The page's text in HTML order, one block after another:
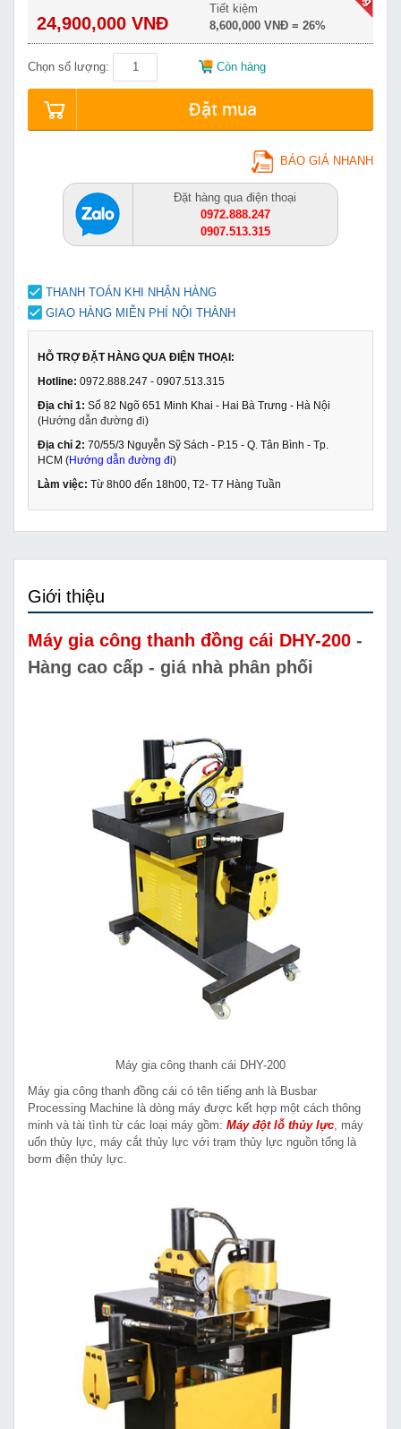
24,900,000 VNĐ
Tiết kiệm
8,600,000 VNĐ = 26%
Chọn số lượng: Còn hàng
Đặt mua
BÁO GIÁ NHANH
Đặt hàng qua điện thoại
0972.888.247
0907.513.315
THANH TOÁN KHI NHẬN HÀNG
GIAO HÀNG MIỄN PHÍ NỘI THÀNH
HỖ TRỢ ĐẶT HÀNG QUA ĐIỆN THOẠI:
Hotline: 0972.888.247 - 0907.513.315
Địa chỉ 1: Số 82 Ngõ 651 Minh Khai - Hai Bà Trưng - Hà Nội
(Hướng dẫn đường đi)
Địa chỉ 2: 70/55/3 Nguyễn Sỹ Sách - P.15 - Q. Tân Bình - Tp.
HCM (Hướng dẫn đường đi)
Làm việc: Từ 8h00 đến 18h00, T2- T7 Hàng Tuần
Giới thiệu
Máy gia công thanh đồng cái DHY-200 -
Hàng cao cấp - giá nhà phân phối
Máy gia công thanh cái DHY-200
Máy gia công thanh đồng cái có tên tiếng anh là Busbar
Processing Machine là dòng máy được kết hợp một cách thông
minh và tài tình từ các loại máy gồm: Máy đột lỗ thủy lực , máy
uốn thủy lực, máy cắt thủy lực với trạm thủy lực nguồn tổng là
bơm điện thủy lực.